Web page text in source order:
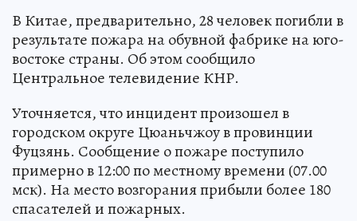
В Китае, предварительно, 28 человек погибли в
результате пожара на обувной фабрике на юго-
востоке страны. Об этом сообщило
Центральное телевидение КНР.
Уточняется, что инцидент произошел в
городском округе Цюаньчжоу в провинции
Фуцзянь. Сообщение о пожаре поступило
примерно в 12:00 по местному времени (07.00
мск). На место возгорания прибыли более 180
спасателей и пожарных.